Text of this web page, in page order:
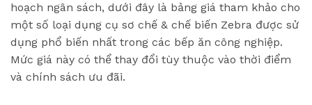
hoạch ngân sách, dưới đây là bảng giá tham khảo cho
một số loại dụng cụ sơ chế & chế biến Zebra được sử
dụng phổ biến nhất trong các bếp ăn công nghiệp.
Mức giá này có thể thay đổi tùy thuộc vào thời điểm
và chính sách ưu đãi.